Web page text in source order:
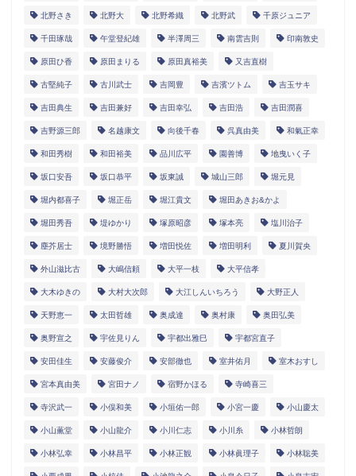
北野さき 北野大 北野希織 北野武 千原ジュニア
千田琢哉 午堂登紀雄 半澤周三 南雲吉則 印南敦史
原田ひ香 原田まりる 原田真裕美 又吉直樹
古堅純子 古川武士 吉岡豊 吉濱ツトム 吉玉サキ
吉田典生 吉田兼好 吉田幸弘 吉田浩 吉田潤喜
吉野源三郎 名越康文 向後千春 呉真由美 和氣正幸
和田秀樹 和田裕美 品川広平 園善博 地曳いく子
坂口安吾 坂口恭平 坂東誠 城山三郎 堀元見
堀内都喜子 堀正岳 堀江貴文 堀田あきお&かよ
堀田秀吾 堤ゆかり 塚原昭彦 塚本亮 塩川治子
塵芥居士 境野勝悟 増田悦佐 増田明利 夏川賀央
外山滋比古 大嶋信頼 大平一枝 大平信孝
大木ゆきの 大村大次郎 大江しんいちろう 大野正人
天野恵一 太田哲雄 奥成達 奥村康 奥田弘美
奥野宣之 宇佐見りん 宇都出雅巳 宇都宮直子
安田佳生 安藤俊介 安部徹也 室井佑月 室木おすし
宮本真由美 宮田ナノ 宿野かほる 寺崎喜三
寺沢武一 小俣和美 小垣佑一郎 小宮一慶 小山慶太
小山薫堂 小山龍介 小川仁志 小川糸 小林哲朗
小林弘幸 小林昌平 小林正観 小林眞理子 小林聡美